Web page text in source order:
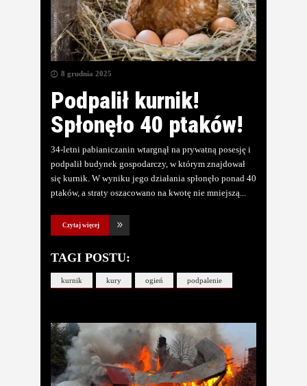
8 grudnia 2025
Podpalił kurnik!
Spłonęło 40 ptaków!
34-letni pabianiczanin wtargnął na prywatną posesję i
podpalił budynek gospodarczy, w którym znajdował
się kurnik. W wyniku jego działania spłonęło ponad 40
ptaków, a straty oszacowano na kwotę nie mniejszą
Czytaj więcej
TAGI POSTU:
kurnik kury ogień podpalenie